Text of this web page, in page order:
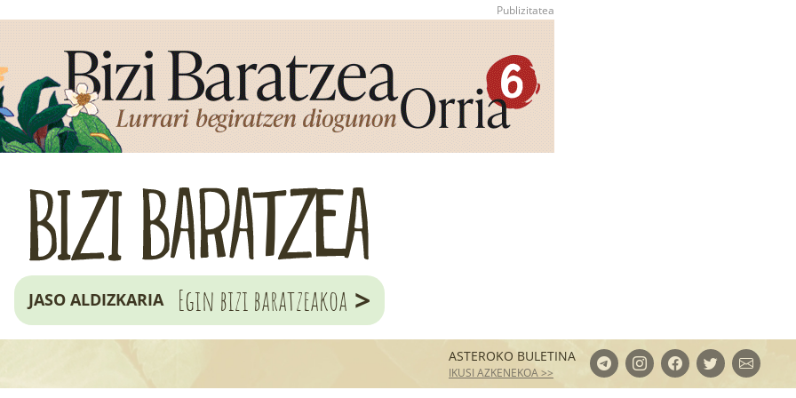
JASO ALDIZKARIA Egin bizi baratzeakoa >
ASTEROKO BULETINA
IKUSI AZKENEKOA >>